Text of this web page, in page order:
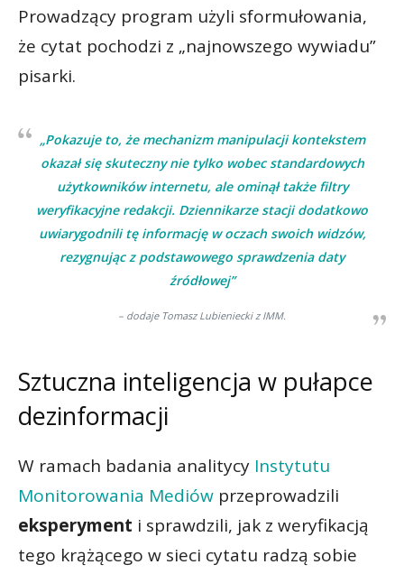
Prowadzący program użyli sformułowania,
że cytat pochodzi z „najnowszego wywiadu”
pisarki.
„Pokazuje to, że mechanizm manipulacji kontekstem
okazał się skuteczny nie tylko wobec standardowych
użytkowników internetu, ale ominął także filtry
weryfikacyjne redakcji. Dziennikarze stacji dodatkowo
uwiarygodnili tę informację w oczach swoich widzów,
rezygnując z podstawowego sprawdzenia daty
źródłowej”
– dodaje Tomasz Lubieniecki z IMM.
Sztuczna inteligencja w pułapce
dezinformacji
W ramach badania analitycy Instytutu
Monitorowania Mediów przeprowadzili
eksperyment i sprawdzili, jak z weryfikacją
tego krążącego w sieci cytatu radzą sobie